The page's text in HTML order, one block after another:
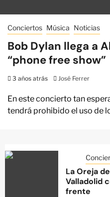
Conciertos Música Noticias
Bob Dylan llega a
“phone free show”
3 años atrás José Ferrer
En este concierto tan
tendrá prohibido el uso de
La Oreja
Valladolid
frente